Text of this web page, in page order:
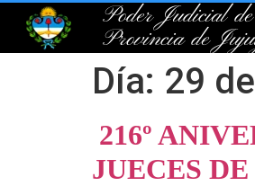
Poder Judicial
Provincia de
Día: 29
216º
JUECES